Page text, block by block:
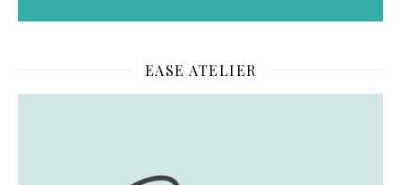
EASE ATELIER